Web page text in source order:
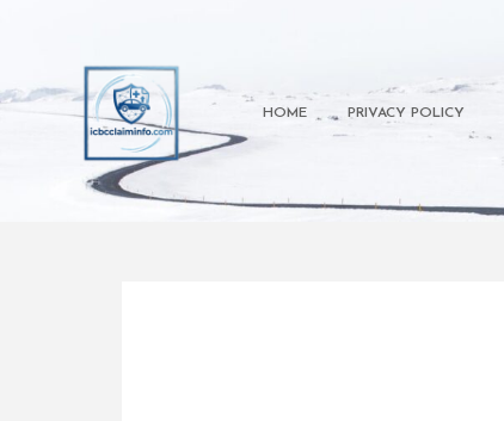
HOME PRIVACY POLICY